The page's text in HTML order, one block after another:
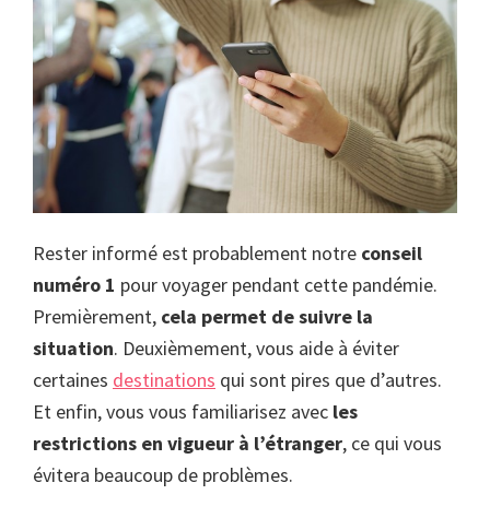
Rester informé est probablement notre conseil
numéro 1 pour voyager pendant cette pandémie.
Premièrement, cela permet de suivre la
situation. Deuxièmement, vous aide à éviter
certaines destinations qui sont pires que d’autres.
Et enfin, vous vous familiarisez avec les
restrictions en vigueur à l’étranger, ce qui vous
évitera beaucoup de problèmes.